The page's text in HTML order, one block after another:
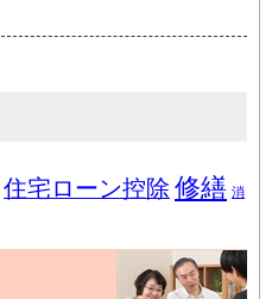
住宅ローン控除 修繕 消